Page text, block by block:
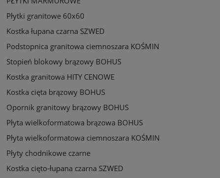
Płytki granitowe 60x60
Kostka łupana czarna SZWED
Podstopnica granitowa ciemnoszara KOŚMIN
Stopień blokowy brązowy BOHUS
Kostka granitowa HITY CENOWE
Kostka cięta brązowy BOHUS
Opornik granitowy brązowy BOHUS
Płyta wielkoformatowa brązowa BOHUS
Płyta wielkoformatowa ciemnoszara KOŚMIN
Płyty chodnikowe czarne
Kostka cięto-łupana czarna SZWED